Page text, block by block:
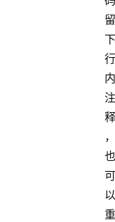
留
下
行
内
注
释
，
也
可
以
重